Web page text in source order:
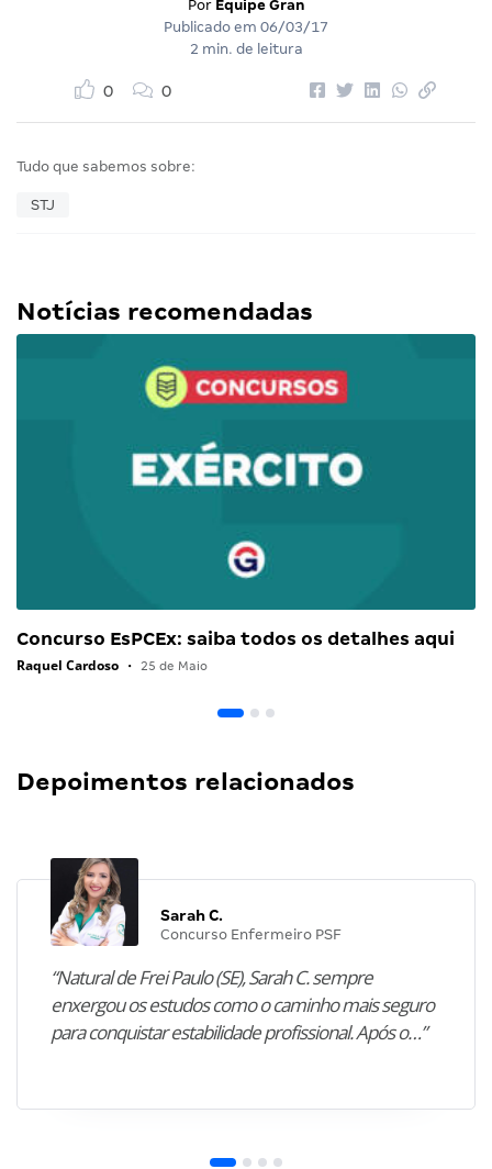
Por Equipe Gran
Publicado em 06/03/17
2 min. de leitura
0 0
Tudo que sabemos sobre:
STJ
Notícias recomendadas
Concurso EsPCEx: saiba todos os detalhes aqui
Raquel Cardoso • 25 de Maio
Depoimentos relacionados
Sarah C.
Concurso Enfermeiro PSF
“Natural de Frei Paulo (SE), Sarah C. sempre
enxergou os estudos como o caminho mais seguro
para conquistar estabilidade profissional. Após o…”